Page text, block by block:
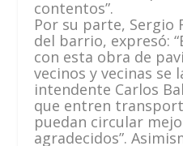
contentos”.
Por su parte, Sergio
del barrio, expresó:
con esta obra de
vecinos y vecinas se
intendente Carlos
que entren
puedan circular
agradecidos”.